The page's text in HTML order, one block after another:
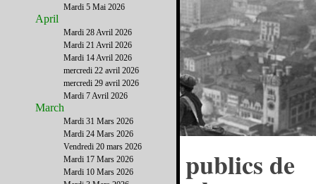
TOP 5 des golfs publics de
Mardi 5 Mai 2026
April
Mardi 28 Avril 2026
Mardi 21 Avril 2026
Mardi 14 Avril 2026
mercredi 22 avril 2026
mercredi 29 avril 2026
Mardi 7 Avril 2026
March
Mardi 31 Mars 2026
Mardi 24 Mars 2026
Vendredi 20 mars 2026
Mardi 17 Mars 2026
Mardi 10 Mars 2026